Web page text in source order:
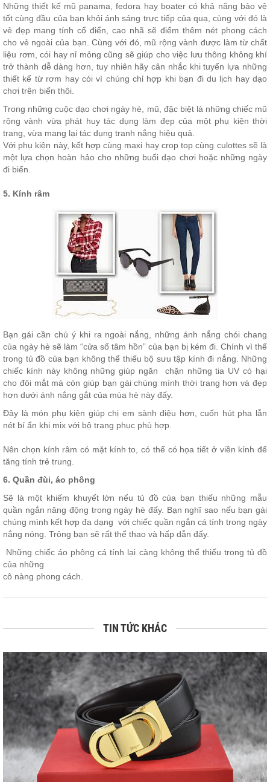
Những thiết kế mũ panama, fedora hay boater có khả năng bảo vệ
tốt cùng đầu của bạn khỏi ánh sáng trực tiếp của quạ, cùng với đó là
vẻ đẹp mang tính cổ điển, cao nhã sẽ điểm thêm nét phong cách
cho vẻ ngoài của bạn. Cùng với đó, mũ rộng vành được làm từ chất
liệu rơm, cói hay nỉ mỏng cũng sẽ giúp cho việc lưu thông không khí
trở thành dễ dàng hơn, tuy nhiên hãy cân nhắc khi tuyển lựa những
thiết kế từ rơm hay cói vì chúng chỉ hợp khi bạn đi du lịch hay dạo
chơi trên biển thôi.
Trong những cuộc dạo chơi ngày hè, mũ, đặc biệt là những chiếc mũ
rộng vành vừa phát huy tác dụng làm đẹp của một phụ kiện thời
trang, vừa mang lại tác dụng tranh nắng hiệu quả.
Với phụ kiện này, kết hợp cùng maxi hay crop top cùng culottes sẽ là
một lựa chọn hoàn hảo cho những buổi dạo chơi hoặc những ngày
đi biển.
5. Kính râm
Bạn gái cần chú ý khi ra ngoài nắng, những ánh nắng chói chang
của ngày hè sẽ làm “cửa sổ tâm hồn” của bạn bị kém đi. Chính vì thế
trong tủ đồ của bạn không thể thiếu bộ sưu tập kính đi nắng. Những
chiếc kính này không những giúp ngăn chặn những tia UV có hại
cho đôi mắt mà còn giúp bạn gái chúng mình thời trang hơn và đẹp
hơn dưới ánh nắng gắt của mùa hè này đấy.
Đây là món phụ kiện giúp chị em sành điệu hơn, cuốn hút pha lẫn
nét bí ẩn khi mix với bộ trang phục phù hợp.
Nên chọn kính râm có mặt kính to, có thể có họa tiết ở viền kính để
tăng tính trẻ trung.
6. Quần đùi, áo phông
Sẽ là một khiếm khuyết lớn nếu tủ đồ của bạn thiếu những mẫu
quần ngắn năng động trong ngày hè đấy. Bạn nghĩ sao nếu bạn gái
chúng mình kết hợp đa dạng với chiếc quần ngắn cá tính trong ngày
nắng nóng. Trông bạn sẽ rất thể thao và hấp dẫn đấy.
Những chiếc áo phông cá tính lại càng không thể thiếu trong tủ đồ
của những
cô nàng phong cách.
TIN TỨC KHÁC